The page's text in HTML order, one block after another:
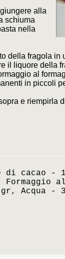
alla
schiuma
nella
della fragola in
il liquore della
al
in piccoli
e riempirla
di cacao -
Acqua -